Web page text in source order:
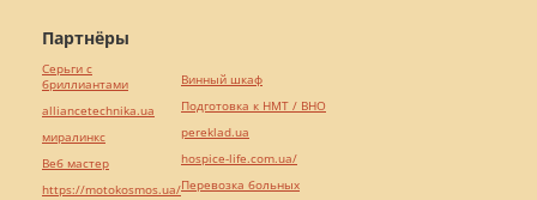
Партнёры
Серьги с
бриллиантами
alliancetechnika.ua
миралинкс
Веб мастер
https://motokosmos.ua/
Винный шкаф
Подготовка к НМТ / ВНО
pereklad.ua
hospice-life.com.ua/
Перевозка больных